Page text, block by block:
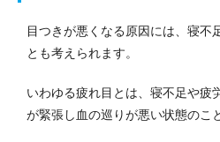
目つきが悪くなる原因には、寝不
とも考えられます。
いわゆる疲れ目とは、寝不足や疲
が緊張し血の巡りが悪い状態のこ